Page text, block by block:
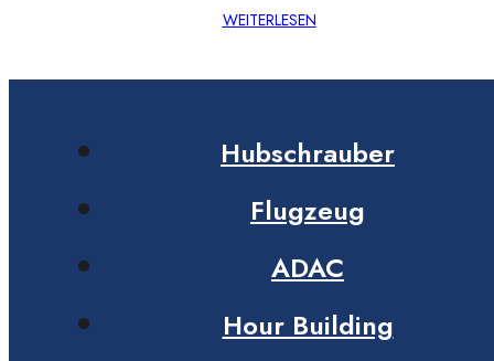
WEITERLESEN
Hubschrauber
Flugzeug
ADAC
Hour Building